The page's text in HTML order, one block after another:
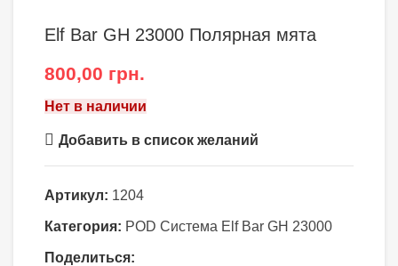
Elf Bar GH 23000 Полярная мята
800,00 грн.
Нет в наличии
Добавить в список желаний
Артикул: 1204
Категория: POD Система Elf Bar GH 23000
Поделиться: